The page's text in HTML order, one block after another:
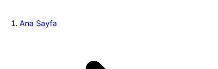
Ana Sayfa